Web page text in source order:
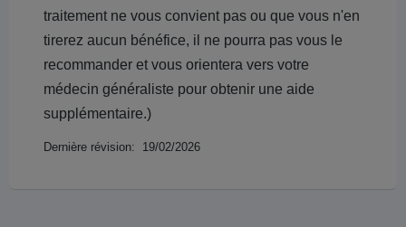
traitement ne vous convient pas ou que vous n'en
tirerez aucun bénéfice, il ne pourra pas vous le
recommander et vous orientera vers votre
médecin généraliste pour obtenir une aide
supplémentaire.)
Dernière révision: 19/02/2026